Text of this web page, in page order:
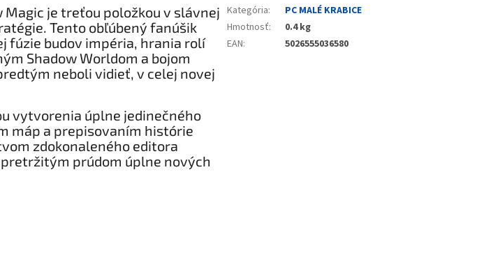
Magic je treťou položkou v slávnej
Tento obľúbený fanúšik
fúzie budov impéria, hrania rolí
Shadow Worldom a bojom
neboli vidieť, v celej novej
vytvorenia úplne jedinečného
máp a prepisovaním histórie
zdokonaleného editora
prúdom úplne nových
Kategória:
PC MALÉ KRABICE
Hmotnosť:
0.4 kg
EAN: 5026555036580